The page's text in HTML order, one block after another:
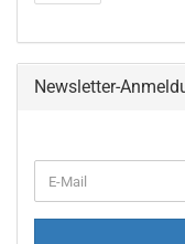
Newsletter-
ZUR
E-
Mail